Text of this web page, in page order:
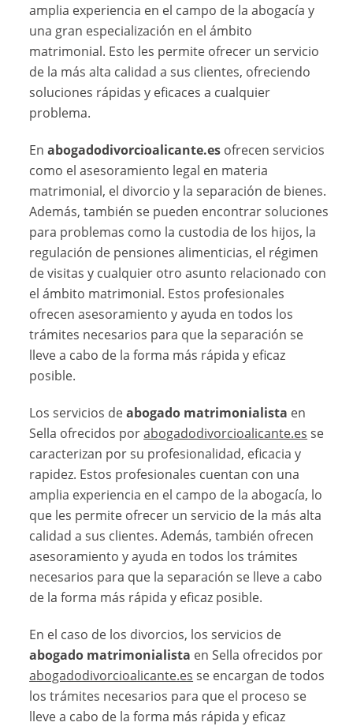
amplia experiencia en el campo de la abogacía y
una gran especialización en el ámbito
matrimonial. Esto les permite ofrecer un servicio
de la más alta calidad a sus clientes, ofreciendo
soluciones rápidas y eficaces a cualquier
problema.
Enabogadodivorcioalicante.es ofrecen servicios
como el asesoramiento legal en materia
matrimonial, el divorcio y la separación de bienes.
Además, también se pueden encontrar soluciones
para problemas como la custodia de los hijos, la
regulación de pensiones alimenticias, el régimen
de visitas y cualquier otro asunto relacionado con
el ámbito matrimonial. Estos profesionales
ofrecen asesoramiento y ayuda en todos los
trámites necesarios para que la separación se
lleve a cabo de la forma más rápida y eficaz
posible.
Los servicios deabogado matrimonialista en
Sella ofrecidos porabogadodivorcioalicante.es se
caracterizan por su profesionalidad, eficacia y
rapidez. Estos profesionales cuentan con una
amplia experiencia en el campo de la abogacía, lo
que les permite ofrecer un servicio de la más alta
calidad a sus clientes. Además, también ofrecen
asesoramiento y ayuda en todos los trámites
necesarios para que la separación se lleve a cabo
de la forma más rápida y eficaz posible.
En el caso de los divorcios, los servicios de
abogado matrimonialista en Sella ofrecidos por
abogadodivorcioalicante.es se encargan de todos
los trámites necesarios para que el proceso se
lleve a cabo de la forma más rápida y eficaz